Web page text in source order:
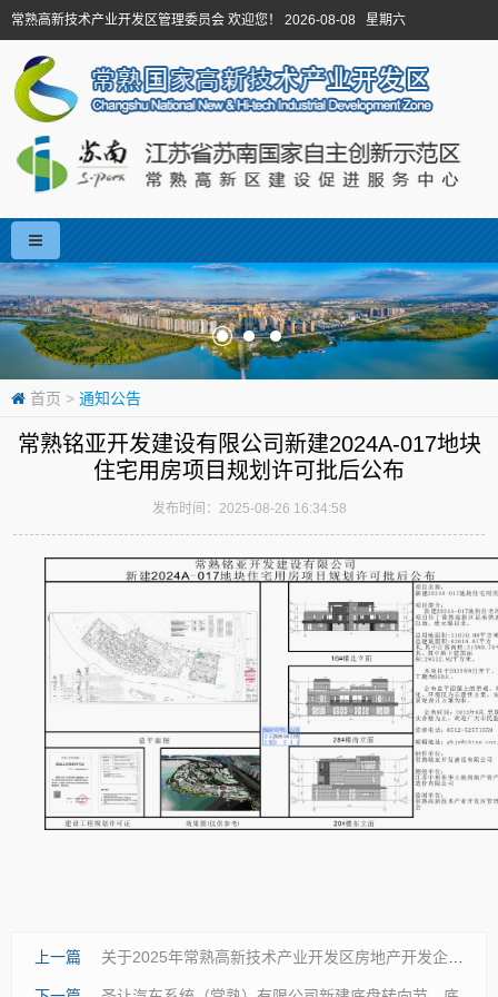
常熟高新技术产业开发区管理委员会 欢迎您！ 2026-08-08 星期六
首页 > 通知公告
常熟铭亚开发建设有限公司新建2024A-017地块
住宅用房项目规划许可批后公布
发布时间：2025-08-26 16:34:58
上一篇 关于2025年常熟高新技术产业开发区房地产开发企业资质2025开发核准第7批审查结果的公告